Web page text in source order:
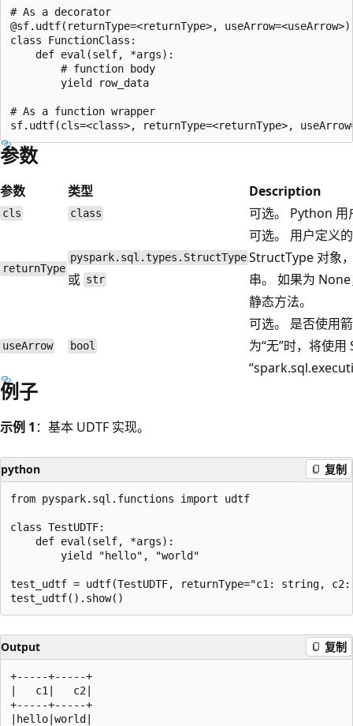
# As a decorator
@sf.udtf(returnType=<returnType>, useArrow=<useArrow>)
class FunctionClass:
    def eval(self, *args):
        # function body
        yield row_data
# As a function wrapper
参数
参数 类型 Description
cls class 可选。 Python 用
returnType
pyspark.sql.types.StructType
或 str
可选。 用户定义
StructType 对象
串。 如果为
静态方法。
useArrow bool
可选。 是否使用
为“无”时，将使
例子
示例 1 ：基本 UDTF 实现。
python 复制
from pyspark.sql.functions import udtf
class TestUDTF:
    def eval(self, *args):
        yield "hello", "world"
test_udtf = udtf(TestUDTF, returnType="c1: string,
Output 复制
+-----+-----+
|   c1|   c2|
+-----+-----+
|hello|world|